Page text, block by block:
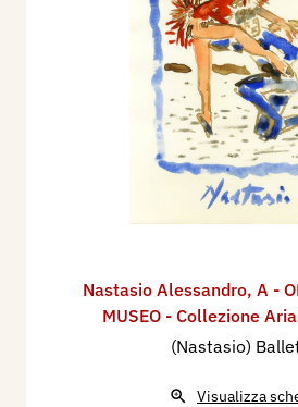
Nastasio Alessandro, A -
MUSEO - Collezione
(Nastasio)
Visualizza